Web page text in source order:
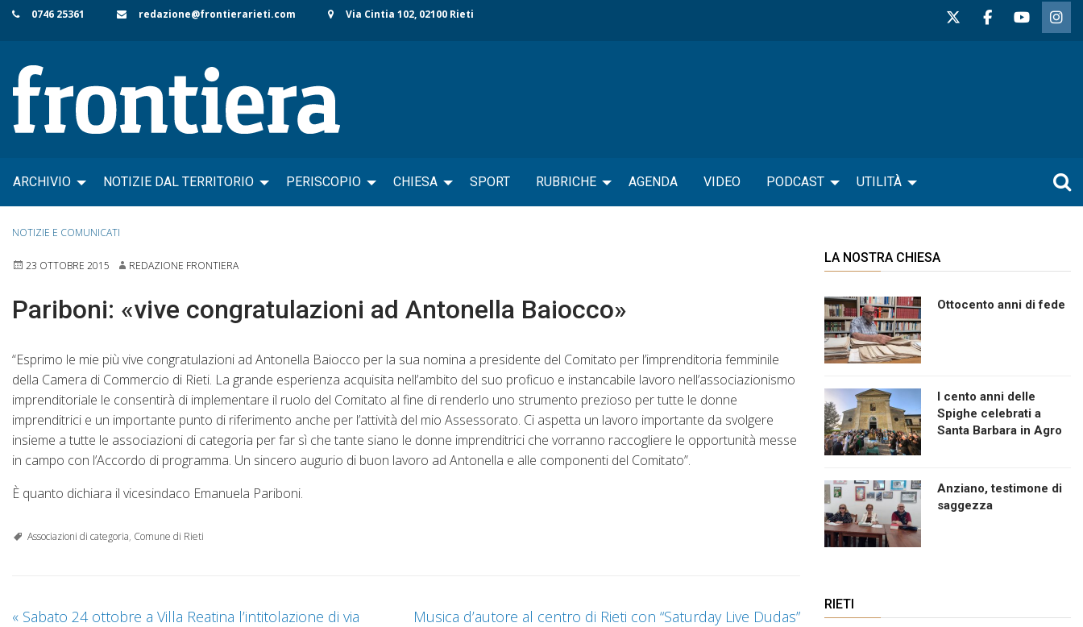
Skip
content
0746 25361 redazione@frontierarieti.com Via Cintia 102, 02100 Rieti
ARCHIVIO NOTIZIE DAL TERRITORIO PERISCOPIO CHIESA SPORT RUBRICHE AGENDA VIDEO PODCAST UTILITÀ
NOTIZIE E COMUNICATI
23 OTTOBRE 2015 REDAZIONE FRONTIERA
Pariboni: «vive congratulazioni ad Antonella Baiocco»
“Esprimo le mie più vive congratulazioni ad Antonella Baiocco per la sua nomina a presidente del Comitato per l’imprenditoria femminile
della Camera di Commercio di Rieti. La grande esperienza acquisita nell’ambito del suo proficuo e instancabile lavoro nell’associazionismo
imprenditoriale le consentirà di implementare il ruolo del Comitato al fine di renderlo uno strumento prezioso per tutte le donne
imprenditrici e un importante punto di riferimento anche per l’attività del mio Assessorato. Ci aspetta un lavoro importante da svolgere
insieme a tutte le associazioni di categoria per far sì che tante siano le donne imprenditrici che vorranno raccogliere le opportunità messe
in campo con l’Accordo di programma. Un sincero augurio di buon lavoro ad Antonella e alle componenti del Comitato”.
È quanto dichiara il vicesindaco Emanuela Pariboni.
Associazioni di categoria, Comune di Rieti
« Sabato 24 ottobre a Villa Reatina l’intitolazione di via
Musica d’autore al centro di Rieti con “Saturday Live Dudas”
LA NOSTRA CHIESA
Ottocento anni di fede
I cento anni delle
Spighe celebrati a
Santa Barbara in Agro
Anziano, testimone di
saggezza
RIETI